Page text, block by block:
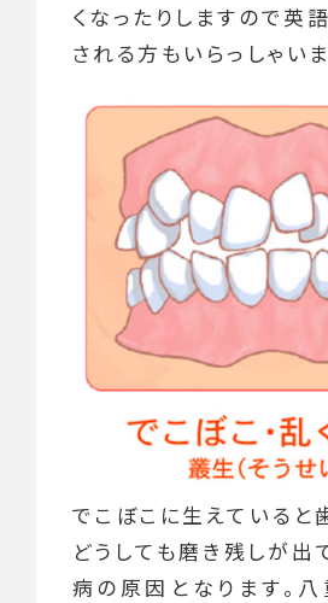
くなったりしますので英
される方もいらっしゃいま
でこぼこに生えていると
どうしても磨き残しが出
病の原因となります。